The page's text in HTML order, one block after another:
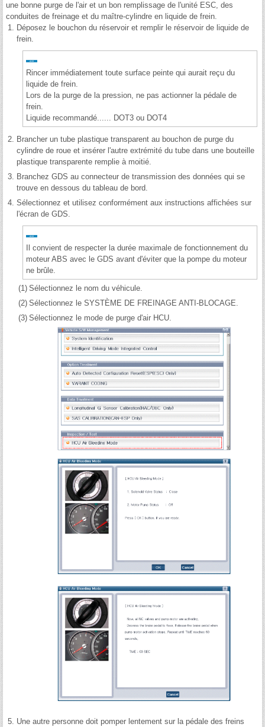
une bonne purge de l'air et un bon remplissage de l'unité ESC, des
conduites de freinage et du maître-cylindre en liquide de frein.
1. Déposez le bouchon du réservoir et remplir le réservoir de liquide de
frein.
Rincer immédiatement toute surface peinte qui aurait reçu du
liquide de frein.
Lors de la purge de la pression, ne pas actionner la pédale de
frein.
Liquide recommandé...... DOT3 ou DOT4
2. Brancher un tube plastique transparent au bouchon de purge du
cylindre de roue et insérer l'autre extrémité du tube dans une bouteille
plastique transparente remplie à moitié.
3. Branchez GDS au connecteur de transmission des données qui se
trouve en dessous du tableau de bord.
4. Sélectionnez et utilisez conformément aux instructions affichées sur
l'écran de GDS.
Il convient de respecter la durée maximale de fonctionnement du
moteur ABS avec le GDS avant d'éviter que la pompe du moteur
ne brûle.
(1) Sélectionnez le nom du véhicule.
(2) Sélectionnez le SYSTÈME DE FREINAGE ANTI-BLOCAGE.
(3) Sélectionnez le mode de purge d'air HCU.
5. Une autre personne doit pomper lentement sur la pédale des freins